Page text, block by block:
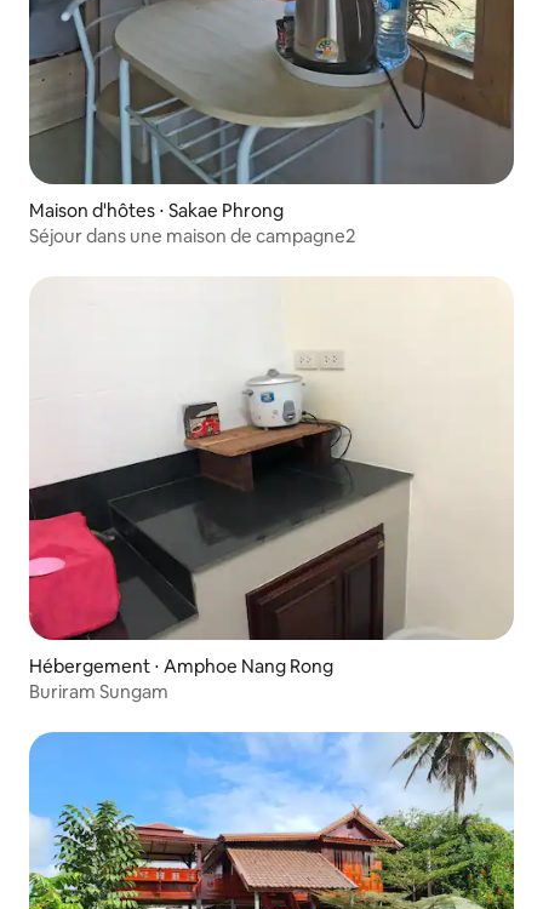
Maison d'hôtes ⋅ Sakae Phrong
Séjour dans une maison de campagne2
Hébergement ⋅ Amphoe Nang Rong
Buriram Sungam